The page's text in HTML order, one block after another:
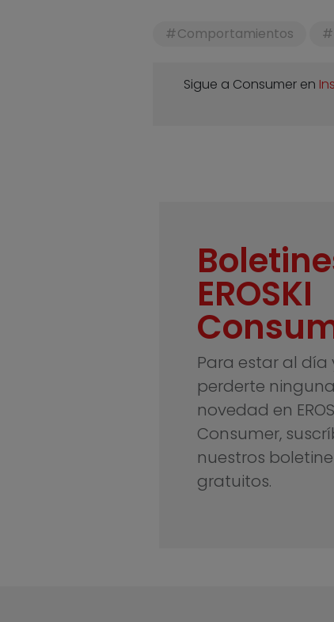
Comportamientos
Sigue a Consumer en
EROSKI
Para estar al día
perderte ninguna
novedad en
Consumer,
nuestros
gratuitos.